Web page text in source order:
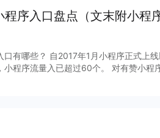
富，新品牌通过高效营销较易获得快速成长； 更多细节内容可查看完整
序入口盘点（文末附小程
有哪些？ 自2017年1月小程序正式上
小程序流量入已超过60个。 对有赞小程